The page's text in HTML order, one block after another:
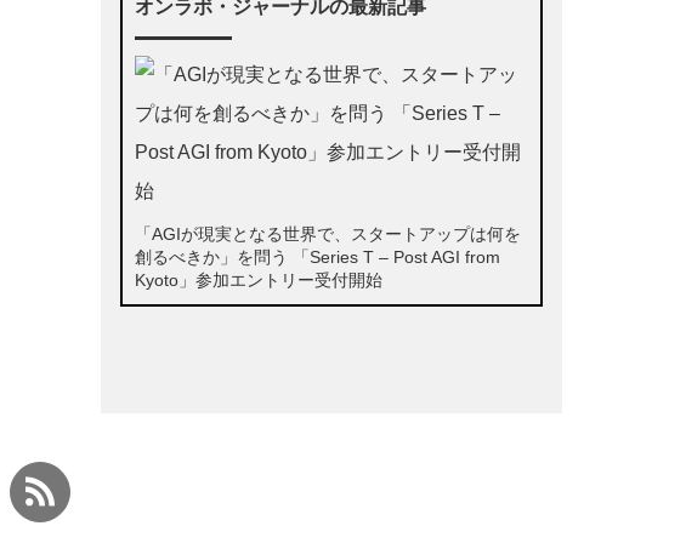
オンラボ・ジャーナルの最新記事
「AGIが現実となる世界で、スタートアップは何を
創るべきか」を問う 「Series T – Post AGI from
Kyoto」参加エントリー受付開始